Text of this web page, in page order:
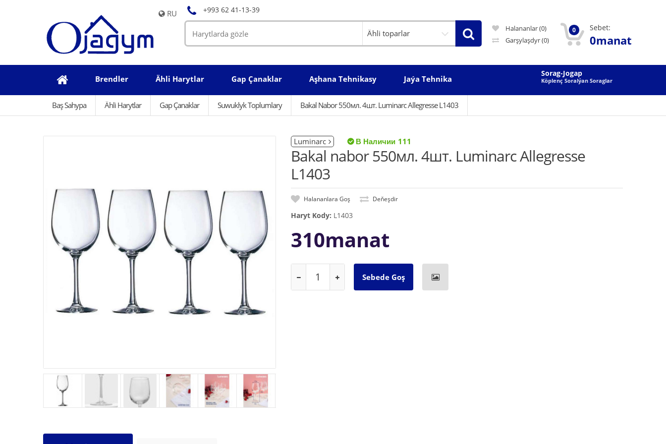
RU +993 62 41-13-39
Halananlar (0)
Garşylaşdyr(0)
0 Sebet:
0manat
Brendler Ähli Harytlar Gap Çanaklar Aşhana Tehnikasy Jaýa Tehnika
Sorag-Jogap
Köplenç Soralýan Soraglar
Baş Sahypa Ähli Harytlar Gap Çanaklar Suwuklyk Toplumlary Bakal Nabor 550мл. 4шт. Luminarc Allegresse L1403
Luminarc 111
Bakal nabor 550мл. 4шт. Luminarc Allegresse
L1403
Halananlara Goş Deňeşdir
Haryt Kody: L1403
310manat